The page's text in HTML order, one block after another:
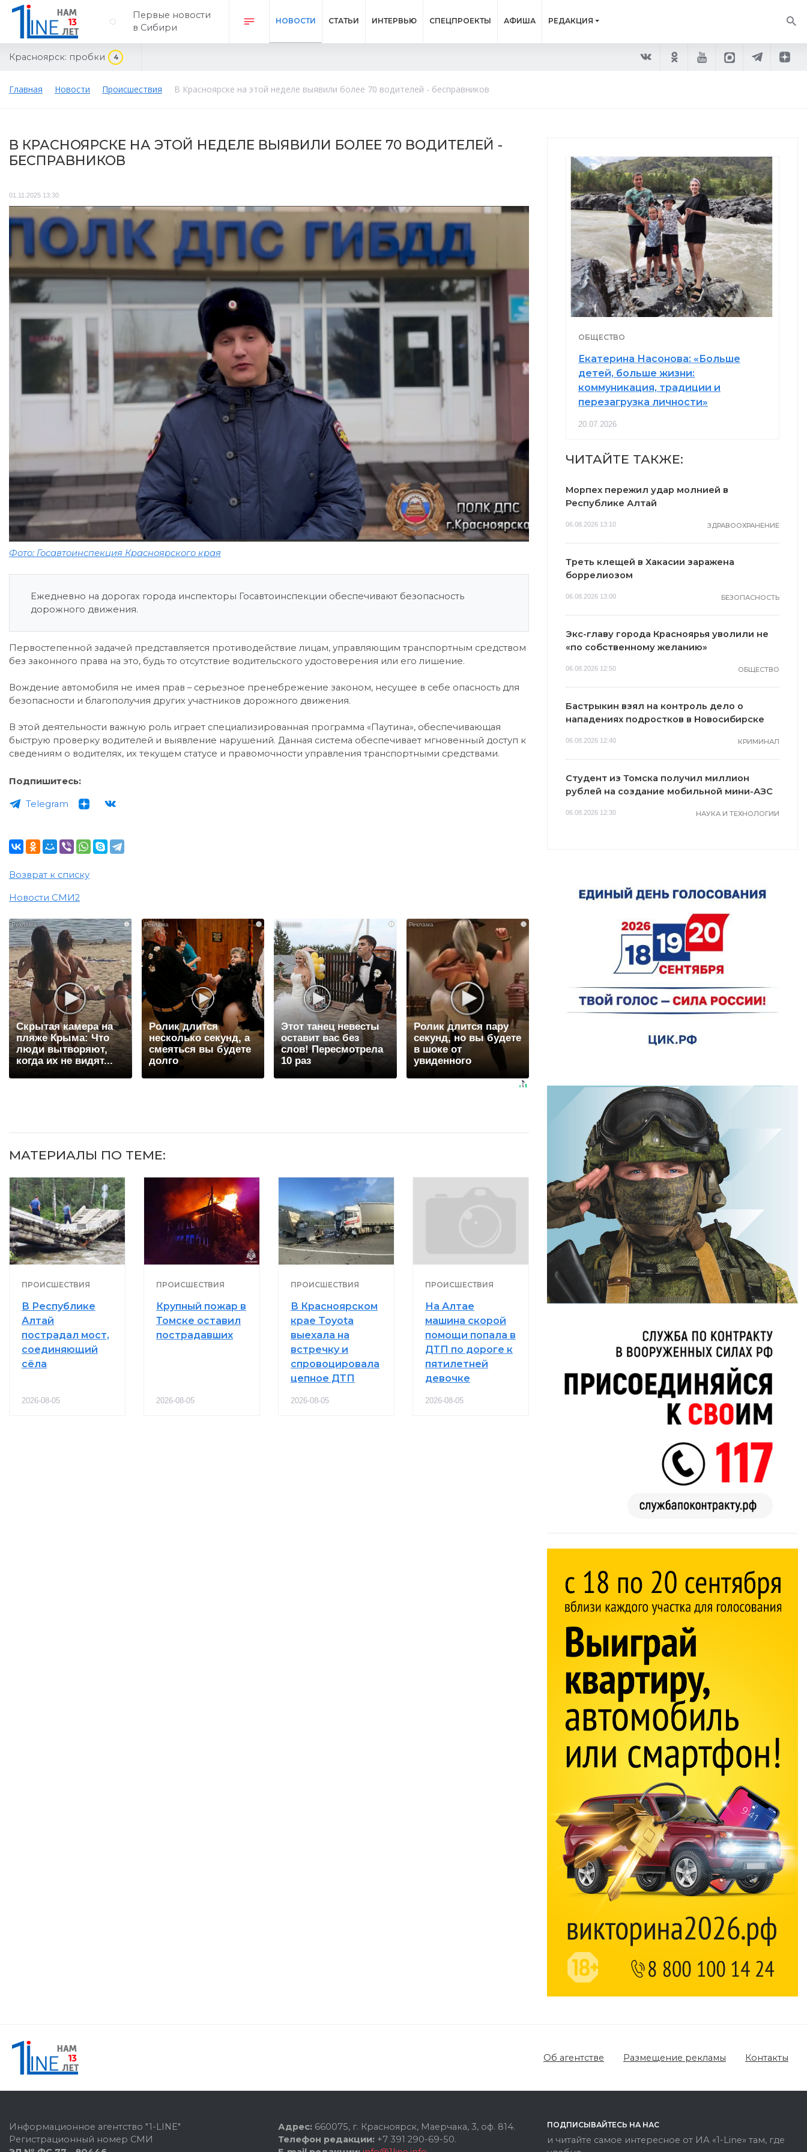
Первые новости
в Сибири
НОВОСТИ СТАТЬИ ИНТЕРВЬЮ СПЕЦПРОЕКТЫ АФИША РЕДАКЦИЯ
Красноярск: пробки 4
Главная Новости Происшествия В Красноярске на этой неделе выявили более 70 водителей - бесправников
В КРАСНОЯРСКЕ НА ЭТОЙ НЕДЕЛЕ ВЫЯВИЛИ БОЛЕЕ 70 ВОДИТЕЛЕЙ -
БЕСПРАВНИКОВ
01.11.2025 13:30
Фото: Госавтоинспекция Красноярского края
Ежедневно на дорогах города инспекторы Госавтоинспекции обеспечивают безопасность
дорожного движения.
Первостепенной задачей представляется противодействие лицам, управляющим транспортным средством
без законного права на это, будь то отсутствие водительского удостоверения или его лишение.
Вождение автомобиля не имея прав – серьезное пренебрежение законом, несущее в себе опасность для
безопасности и благополучия других участников дорожного движения.
В этой деятельности важную роль играет специализированная программа «Паутина», обеспечивающая
быструю проверку водителей и выявление нарушений. Данная система обеспечивает мгновенный доступ к
сведениям о водителях, их текущем статусе и правомочности управления транспортными средствами.
Подпишитесь:
Telegram
Возврат к списку
Новости СМИ2
i
Скрытая камера на
пляже Крыма: Что
люди вытворяют,
когда их не видят...
i
Ролик длится
несколько секунд, а
смеяться вы будете
долго
i
Этот танец невесты
оставит вас без
слов! Пересмотрела
10 раз
i
Ролик длится пару
секунд, но вы будете
в шоке от
увиденного
МАТЕРИАЛЫ ПО ТЕМЕ:
ПРОИСШЕСТВИЯ
В Республике
Алтай
пострадал мост,
соединяющий
сёла
2026-08-05
ПРОИСШЕСТВИЯ
Крупный пожар в
Томске оставил
пострадавших
2026-08-05
ПРОИСШЕСТВИЯ
В Красноярском
крае Toyota
выехала на
встречку и
спровоцировала
цепное ДТП
2026-08-05
ПРОИСШЕСТВИЯ
На Алтае
машина скорой
помощи попала в
ДТП по дороге к
пятилетней
девочке
2026-08-05
ОБЩЕСТВО
Екатерина Насонова: «Больше
детей, больше жизни:
коммуникация, традиции и
перезагрузка личности»
20.07.2026
ЧИТАЙТЕ ТАКЖЕ:
Морпех пережил удар молнией в
Республике Алтай
06.08.2026 13:10 ЗДРАВООХРАНЕНИЕ
Треть клещей в Хакасии заражена
боррелиозом
06.08.2026 13:00 БЕЗОПАСНОСТЬ
Экс-главу города Красноярья уволили не
«по собственному желанию»
06.08.2026 12:50 ОБЩЕСТВО
Бастрыкин взял на контроль дело о
нападениях подростков в Новосибирске
06.08.2026 12:40 КРИМИНАЛ
Студент из Томска получил миллион
рублей на создание мобильной мини-АЗС
06.08.2026 12:30 НАУКА И ТЕХНОЛОГИИ
Об агентстве Размещение рекламы Контакты
Информационное агентство "1-LINE"
Регистрационный номер СМИ
Адрес: 660075, г. Красноярск, Маерчака, 3, оф. 814.
Телефон редакции: +7 391 290-69-50.
ПОДПИСЫВАЙТЕСЬ НА НАС
и читайте самое интересное от ИА «1-Line» там, где